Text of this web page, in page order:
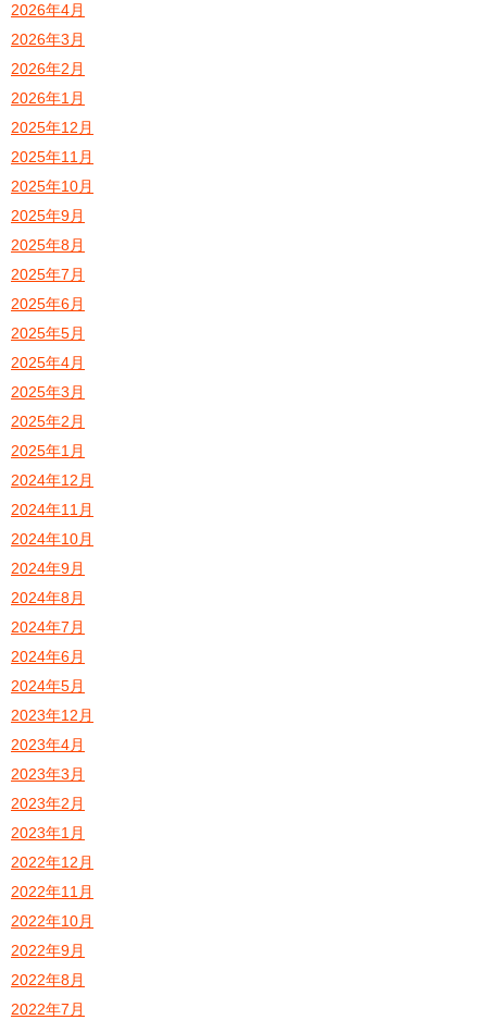
2026年4月
2026年3月
2026年2月
2026年1月
2025年12月
2025年11月
2025年10月
2025年9月
2025年8月
2025年7月
2025年6月
2025年5月
2025年4月
2025年3月
2025年2月
2025年1月
2024年12月
2024年11月
2024年10月
2024年9月
2024年8月
2024年7月
2024年6月
2024年5月
2023年12月
2023年4月
2023年3月
2023年2月
2023年1月
2022年12月
2022年11月
2022年10月
2022年9月
2022年8月
2022年7月